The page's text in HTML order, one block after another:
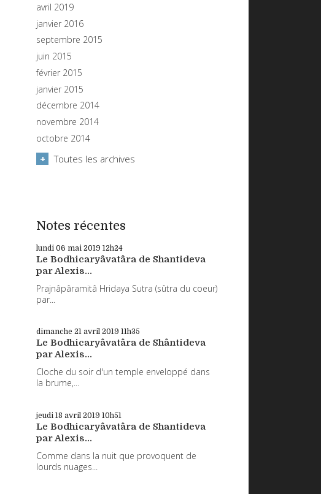
avril 2019
janvier 2016
septembre 2015
juin 2015
février 2015
janvier 2015
décembre 2014
novembre 2014
octobre 2014
Toutes les archives
Notes récentes
lundi 06 mai 2019 12h24
Le Bodhicaryâvatâra de Shantideva
par Alexis...
Prajnâpâramitâ Hridaya Sutra (sûtra du coeur)
par...
dimanche 21 avril 2019 11h35
Le Bodhicaryâvatâra de Shântideva
par Alexis...
Cloche du soir d'un temple enveloppé dans
la brume,...
jeudi 18 avril 2019 10h51
Le Bodhicaryâvatâra de Shantideva
par Alexis...
Comme dans la nuit que provoquent de
lourds nuages...